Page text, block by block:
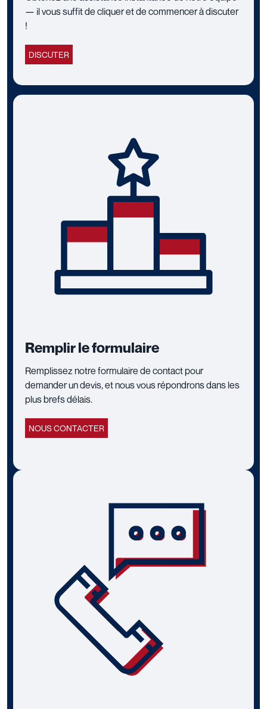
— il vous suffit de cliquer et de commencer à discuter
!
DISCUTER
Remplir le formulaire
Remplissez notre formulaire de contact pour
demander un devis, et nous vous répondrons dans les
plus brefs délais.
NOUS CONTACTER